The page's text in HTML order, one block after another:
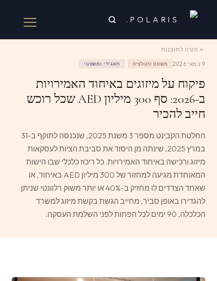
POLARIS
.
← חזרה לתובנות
9 במאי 2026 משפט ורגולציה תאגידי ומשפטי
פיקוח על מיזוגים באיחוד האמירויות
ב-2026: סף 300 מיליון AED שכל רוכש
חייב להכיר
החלטת הקבינט מספר 3 משנת 2025, שנכנסה לתוקף ב-31
במרץ 2025, שינתה מן היסוד את סביבת הציות לעסקאות
מיזוג ורכישה באיחוד האמירויות. כל ריכוז כלכלי שבו הישות
המאוחדת מגיעה למחזור של 300 מיליון AED באיחוד, או
שאחד הצדדים לו מחזיק ב-40% או יותר משוק רלוונטי שניתן
להגדירו באופן סביר, מחייב הגשת בקשת מיזוג למשרד
הכלכלה, 90 ימים לכל הפחות לפני השלמת העסקה.